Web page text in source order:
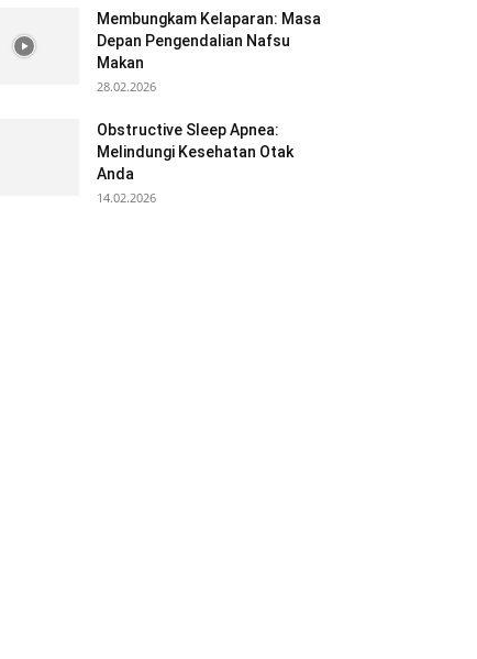
Membungkam Kelaparan: Masa
Depan Pengendalian Nafsu
Makan
28.02.2026
Obstructive Sleep Apnea:
Melindungi Kesehatan Otak
Anda
14.02.2026